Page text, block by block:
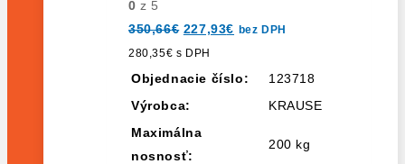
0 z 5
350,66€ Pôvodná
cena
bola:
227,93€ Aktuálna
cena
bez DPH
280,35€ s DPH
Objednacie číslo:
123718
Výrobca:
KRAUSE
Maximálna
nosnosť:
200 kg